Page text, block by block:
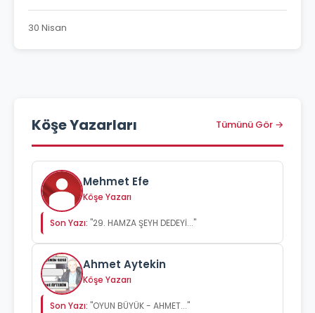
30 Nisan
Köşe Yazarları Tümünü Gör →
Mehmet Efe
Köşe Yazarı
Son Yazı: "29. HAMZA ŞEYH DEDEYİ..."
Ahmet Aytekin
Köşe Yazarı
Son Yazı: "OYUN BÜYÜK - AHMET..."